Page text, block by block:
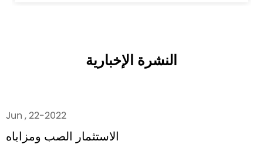
النشرة الإخبارية
Jun , 22-2022
الاستثمار الصب ومزاياه